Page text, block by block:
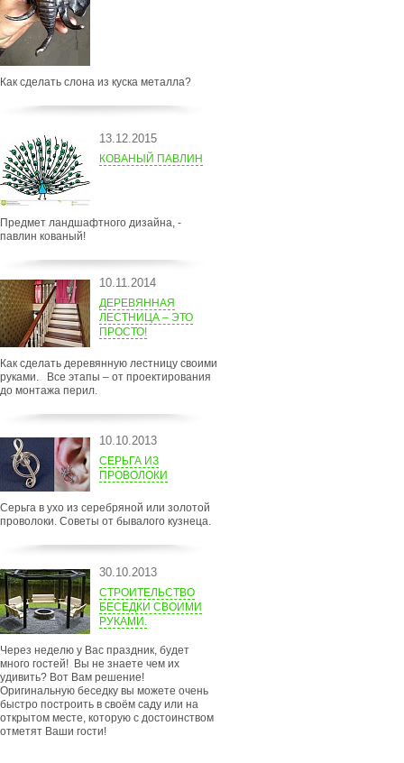
Как сделать слона из куска металла?
13.12.2015
КОВАНЫЙ ПАВЛИН
Предмет ландшафтного дизайна, -
павлин кованый!
10.11.2014
ДЕРЕВЯННАЯ
ЛЕСТНИЦА – ЭТО
ПРОСТО!
Как сделать деревянную лестницу своими
руками. Все этапы – от проектирования
до монтажа перил.
10.10.2013
СЕРЬГА ИЗ
ПРОВОЛОКИ
Серьга в ухо из серебряной или золотой
проволоки. Советы от бывалого кузнеца.
30.10.2013
СТРОИТЕЛЬСТВО
БЕСЕДКИ СВОИМИ
РУКАМИ.
Через неделю у Вас праздник, будет
много гостей! Вы не знаете чем их
удивить? Вот Вам решение!
Оригинальную беседку вы можете очень
быстро построить в своём саду или на
открытом месте, которую с достоинством
отметят Ваши гости!